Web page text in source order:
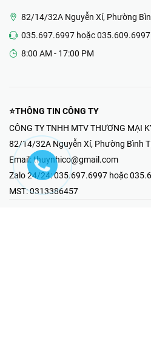
82/14/32A Nguyễn Xí, Phường
035.697.6997 hoặc 035.609.6997
8:00 AM - 17:00 PM
⭐THÔNG TIN CÔNG TY
CÔNG TY TNHH MTV THƯƠNG MẠI
82/14/32A Nguyễn Xí, Phường Bình
Email: thuynhico@gmail.com
Zalo 24/24:035.697.6997 hoặc
MST:0313386457